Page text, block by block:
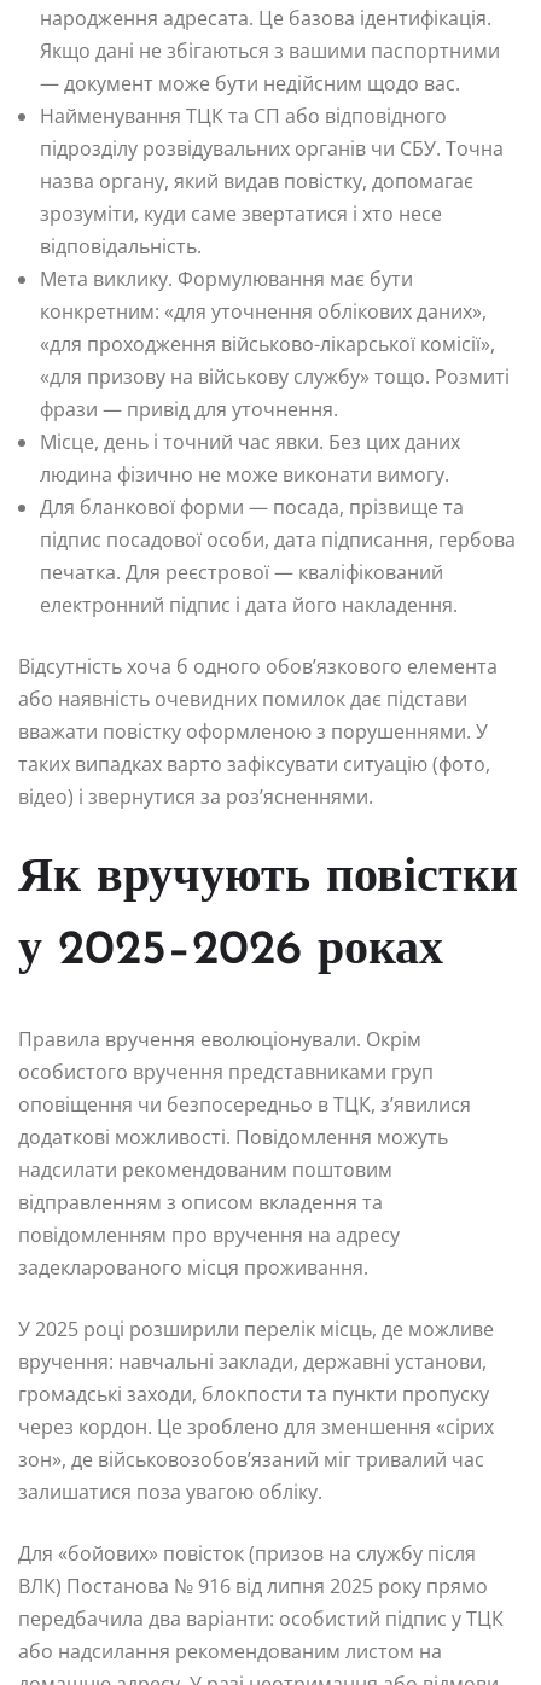
народження адресата. Це базова ідентифікація.
Якщо дані не збігаються з вашими паспортними
— документ може бути недійсним щодо вас.
Найменування ТЦК та СП або відповідного
підрозділу розвідувальних органів чи СБУ. Точна
назва органу, який видав повістку, допомагає
зрозуміти, куди саме звертатися і хто несе
відповідальність.
Мета виклику. Формулювання має бути
конкретним: «для уточнення облікових даних»,
«для проходження військово-лікарської комісії»,
«для призову на військову службу» тощо. Розмиті
фрази — привід для уточнення.
Місце, день і точний час явки. Без цих даних
людина фізично не може виконати вимогу.
Для бланкової форми — посада, прізвище та
підпис посадової особи, дата підписання, гербова
печатка. Для реєстрової — кваліфікований
електронний підпис і дата його накладення.
Відсутність хоча б одного обов’язкового елемента
або наявність очевидних помилок дає підстави
вважати повістку оформленою з порушеннями. У
таких випадках варто зафіксувати ситуацію (фото,
відео) і звернутися за роз’ясненнями.
Як вручують повістки
у 2025–2026 роках
Правила вручення еволюціонували. Окрім
особистого вручення представниками груп
оповіщення чи безпосередньо в ТЦК, з’явилися
додаткові можливості. Повідомлення можуть
надсилати рекомендованим поштовим
відправленням з описом вкладення та
повідомленням про вручення на адресу
задекларованого місця проживання.
У 2025 році розширили перелік місць, де можливе
вручення: навчальні заклади, державні установи,
громадські заходи, блокпости та пункти пропуску
через кордон. Це зроблено для зменшення «сірих
зон», де військовозобов’язаний міг тривалий час
залишатися поза увагою обліку.
Для «бойових» повісток (призов на службу після
ВЛК) Постанова № 916 від липня 2025 року прямо
передбачила два варіанти: особистий підпис у ТЦК
або надсилання рекомендованим листом на